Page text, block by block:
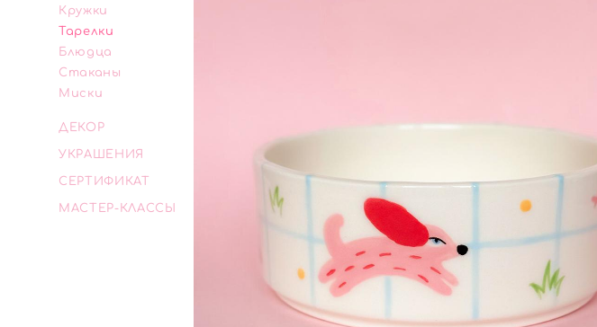
Кружки
Тарелки
Блюдца
Стаканы
Миски
ДЕКОР
УКРАШЕНИЯ
СЕРТИФИКАТ
МАСТЕР-КЛАССЫ